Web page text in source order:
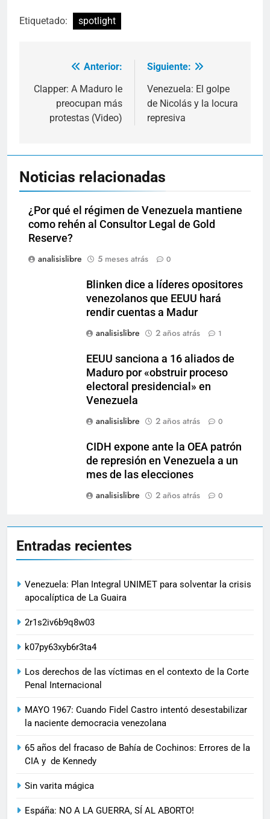
Etiquetado: spotlight
Navegación
de
entradas
Anterior:
Clapper: A Maduro le
preocupan más
protestas (Video)
Siguiente:
Venezuela: El golpe
de Nicolás y la locura
represiva
Noticias relacionadas
¿Por qué el régimen de Venezuela mantiene
como rehén al Consultor Legal de Gold
Reserve?
analisislibre
5 meses atrás 0
Blinken dice a líderes opositores
venezolanos que EEUU hará
rendir cuentas a Madur
analisislibre
2 años atrás 1
EEUU sanciona a 16 aliados de
Maduro por «obstruir proceso
electoral presidencial» en
Venezuela
analisislibre
2 años atrás 0
CIDH expone ante la OEA patrón
de represión en Venezuela a un
mes de las elecciones
analisislibre
2 años atrás 0
Entradas recientes
Venezuela: Plan Integral UNIMET para solventar la crisis
apocalíptica de La Guaira
2r1s2iv6b9q8w03
k07py63xyb6r3ta4
Los derechos de las víctimas en el contexto de la Corte
Penal Internacional
MAYO 1967: Cuando Fidel Castro intentó desestabilizar
la naciente democracia venezolana
65 años del fracaso de Bahía de Cochinos: Errores de la
CIA y de Kennedy
Sin varita mágica
Espáña: NO A LA GUERRA, SÍ AL ABORTO!